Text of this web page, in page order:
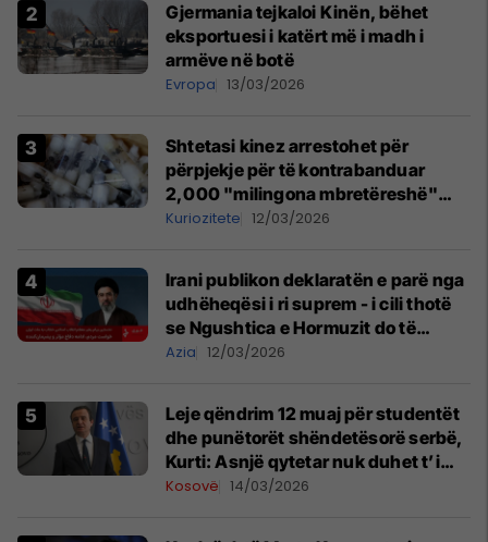
Gjermania tejkaloi Kinën, bëhet
eksportuesi i katërt më i madh i
armëve në botë
Evropa 13/03/2026
Shtetasi kinez arrestohet për
përpjekje për të kontrabanduar
2,000 "milingona mbretëreshë"
nga Kenia
Kuriozitete 12/03/2026
Irani publikon deklaratën e parë nga
udhëheqësi i ri suprem - i cili thotë
se Ngushtica e Hormuzit do të
mbetet e mbyllur
Azia 12/03/2026
Leje qëndrim 12 muaj për studentët
dhe punëtorët shëndetësorë serbë,
Kurti: Asnjë qytetar nuk duhet t’i
druhet Ligjit për të huajt
Kosovë 14/03/2026